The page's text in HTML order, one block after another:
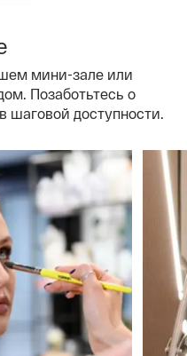
мини-зале или
Позаботьтесь о
шаговой доступности.